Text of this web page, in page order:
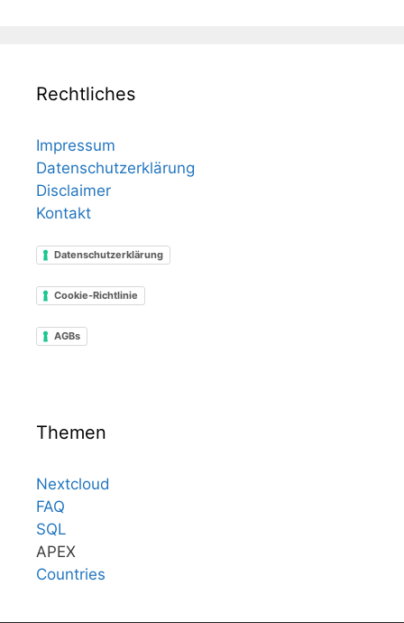
Rechtliches
Impressum
Datenschutzerklärung
Disclaimer
Kontakt
Datenschutzerklärung
Cookie-Richtlinie
AGBs
Themen
Nextcloud
FAQ
SQL
APEX
Countries